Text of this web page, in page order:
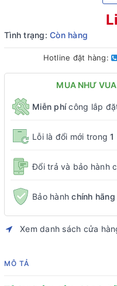
Tình trạng: Còn hàng
Hotline đặt hàng:
MUA NHƯ
Miễn phícông lắp
Lỗi là đổi mới trong1
Đổi trả và bảo hành
Bảo hànhchính
Xem danh sách cửa
MÔ TẢ